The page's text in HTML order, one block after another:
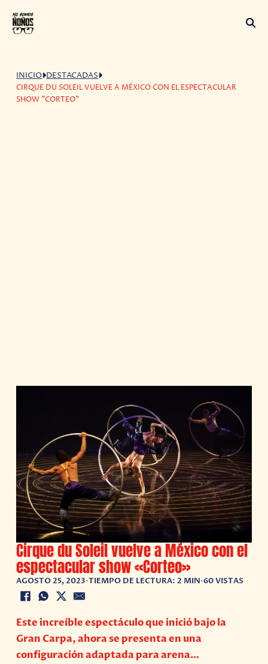
INICIO DESTACADAS
CIRQUE DU SOLEIL VUELVE A MÉXICO CON EL ESPECTACULAR
SHOW "CORTEO"
Cirque du Soleil vuelve a México con el
espectacular show «Corteo»
AGOSTO 25, 2023•TIEMPO DE LECTURA: 2 MIN•60 VISTAS
Este increíble espectáculo que inició bajo la
Gran Carpa, ahora se presenta en una
configuración adaptada para arena…